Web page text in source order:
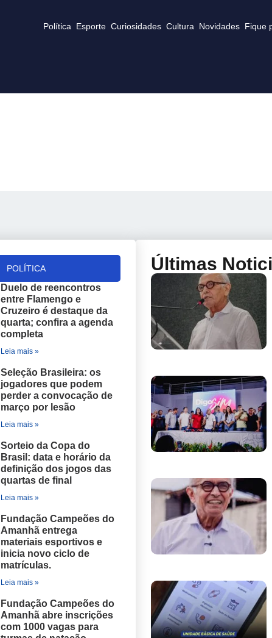
Política Esporte Curiosidades Cultura Novidades Fique
Últimas
POLÍTICA
Duelo de reencontros
entre Flamengo e
Cruzeiro é destaque da
quarta; confira a agenda
completa
Leia mais »
Seleção Brasileira: os
jogadores que podem
perder a convocação de
março por lesão
Leia mais »
Sorteio da Copa do
Brasil: data e horário da
definição dos jogos das
quartas de final
Leia mais »
Fundação Campeões do
Amanhã entrega
materiais esportivos e
inicia novo ciclo de
matrículas.
Leia mais »
Fundação Campeões do
Amanhã abre inscrições
com 1000 vagas para